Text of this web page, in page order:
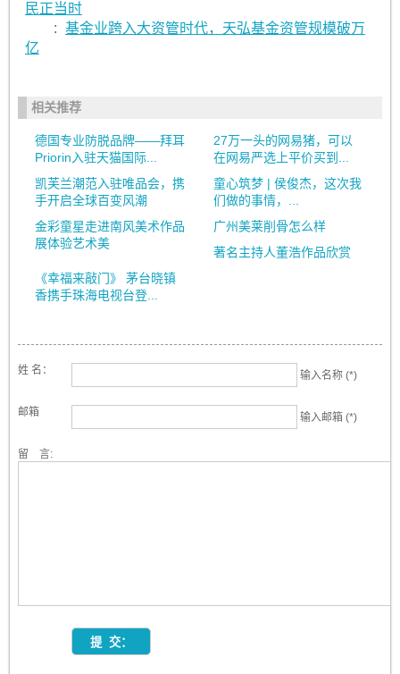
民正当时
: 基金业跨入大资管时代，天弘基金资管规模破万
亿
相关推荐
德国专业防脱品牌——拜耳
Priorin入驻天猫国际...
27万一头的网易猪，可以
在网易严选上平价买到...
凯芙兰潮范入驻唯品会，携
手开启全球百变风潮
童心筑梦 | 侯俊杰，这次我
们做的事情，...
金彩童星走进南风美术作品
展体验艺术美
广州美莱削骨怎么样
著名主持人董浩作品欣赏
《幸福来敲门》 茅台晓镇
香携手珠海电视台登...
姓 名： 输入名称 (*)
邮箱 输入邮箱 (*)
留 言: